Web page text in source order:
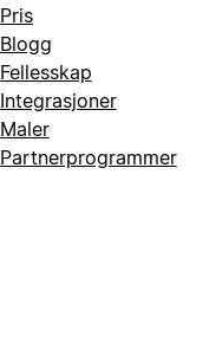
Pris
Blogg
Fellesskap
Integrasjoner
Maler
Partnerprogrammer